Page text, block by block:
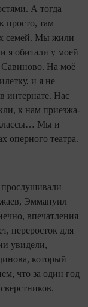
А тогда
просто, там
се­мей. Мы жили
я обитали у моей
Савиново. На моё
и я не
интерна­те. Нас
к нам приезжа­
Мы и
оперного театра.
прослушивали
Эммануил
впечатления
переросток для
увидели,
который
что за один год